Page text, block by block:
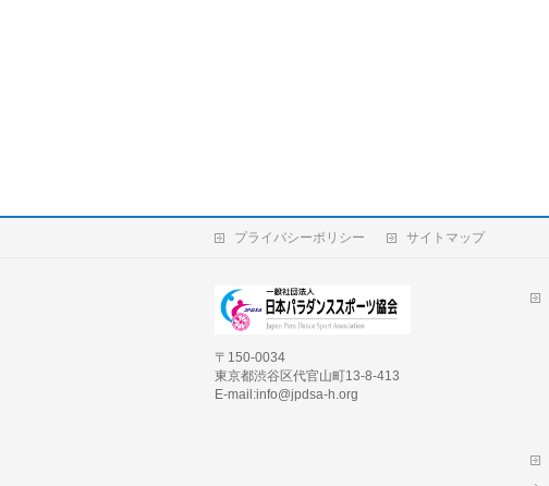
プライバシーポリシー サイトマップ
〒150-0034
東京都渋谷区代官山町13-8-413
E-mail:info@jpdsa-h.org